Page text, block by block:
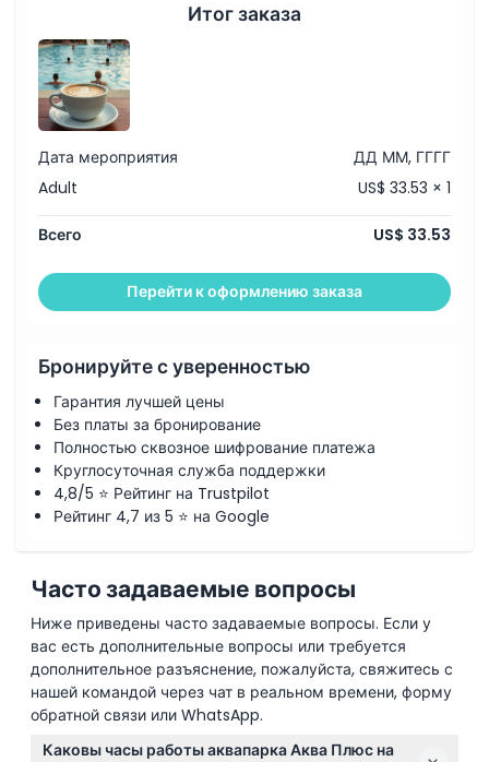
Итог заказа
Дата мероприятия
ДД ММ, ГГГГ
Adult
US$ 33.53 × 1
Всего US$ 33.53
Перейти к оформлению заказа
Бронируйте с уверенностью
Гарантия лучшей цены
Без платы за бронирование
Полностью сквозное шифрование платежа
Круглосуточная служба поддержки
4,8/5 ⭐ Рейтинг на Trustpilot
Рейтинг 4,7 из 5 ⭐ на Google
Часто задаваемые вопросы
Ниже приведены часто задаваемые вопросы. Если у
вас есть дополнительные вопросы или требуется
дополнительное разъяснение, пожалуйста, свяжитесь с
нашей командой через чат в реальном времени, форму
обратной связи или WhatsApp.
Каковы часы работы аквапарка Аква Плюс на